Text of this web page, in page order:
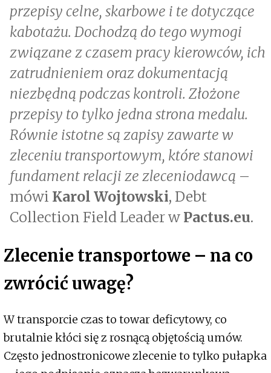
przepisy celne, skarbowe i te dotyczące
kabotażu. Dochodzą do tego wymogi
związane z czasem pracy kierowców, ich
zatrudnieniem oraz dokumentacją
niezbędną podczas kontroli. Złożone
przepisy to tylko jedna strona medalu.
Równie istotne są zapisy zawarte w
zleceniu transportowym, które stanowi
fundament relacji ze zleceniodawcą –
mówi Karol Wojtowski, Debt
Collection Field Leader w Pactus.eu.
Zlecenie transportowe – na co
zwrócić uwagę?
W transporcie czas to towar deficytowy, co
brutalnie kłóci się z rosnącą objętością umów.
Często jednostronicowe zlecenie to tylko pułapka